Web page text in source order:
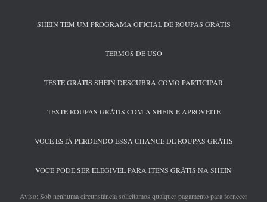
SHEIN TEM UM PROGRAMA OFICIAL DE ROUPAS GRÁTIS
TERMOS DE USO
TESTE GRÁTIS SHEIN DESCUBRA COMO PARTICIPAR
TESTE ROUPAS GRÁTIS COM A SHEIN E APROVEITE
VOCÊ ESTÁ PERDENDO ESSA CHANCE DE ROUPAS GRÁTIS
VOCÊ PODE SER ELEGÍVEL PARA ITENS GRÁTIS NA SHEIN
Aviso: Sob nenhuma circunstância solicitamos qualquer pagamento para fornecer